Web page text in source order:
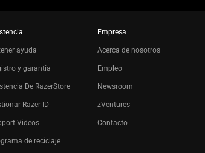
ayuda
y garantía
De RazerStore
Razer ID
Videos
de reciclaje
Empresa
Acerca de nosotros
Empleo
Newsroom
zVentures
Contacto